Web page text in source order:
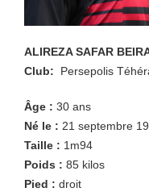
ALIREZA SAFAR
Club: Persepolis
Âge : 30 ans
Né le : 21 septembre
Taille : 1m94
Poids : 85 kilos
Pied : droit